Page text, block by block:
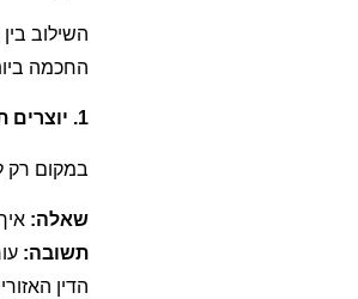
החכמה
1️. יוצרים תוכן מקומי מנוסח כשאלה-תשובה (AEO)
במקום רק
שאלה:
תשובה:
הדין